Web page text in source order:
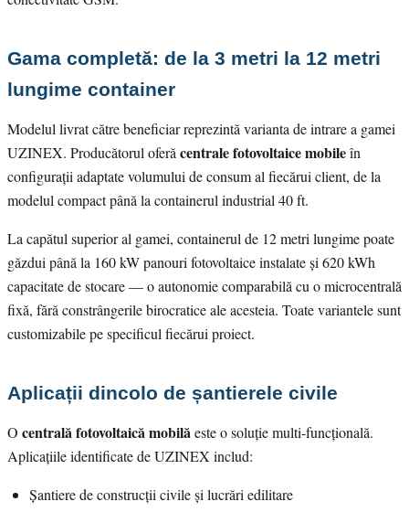
Gama completă: de la 3 metri la 12 metri
lungime container
Modelul livrat către beneficiar reprezintă varianta de intrare a gamei
UZINEX. Producătorul oferă centrale fotovoltaice mobileîn
configurații adaptate volumului de consum al fiecărui client, de la
modelul compact până la containerul industrial 40 ft.
La capătul superior al gamei, containerul de 12 metri lungime poate
găzdui până la 160 kW panouri fotovoltaice instalate și 620 kWh
capacitate de stocare — o autonomie comparabilă cu o microcentrală
fixă, fără constrângerile birocratice ale acesteia. Toate variantele sunt
customizabile pe specificul fiecărui proiect.
Aplicații dincolo de șantierele civile
O centrală fotovoltaică mobilăeste o soluție multi-funcțională.
Aplicațiile identificate de UZINEX includ:
Șantiere de construcții civile și lucrări edilitare